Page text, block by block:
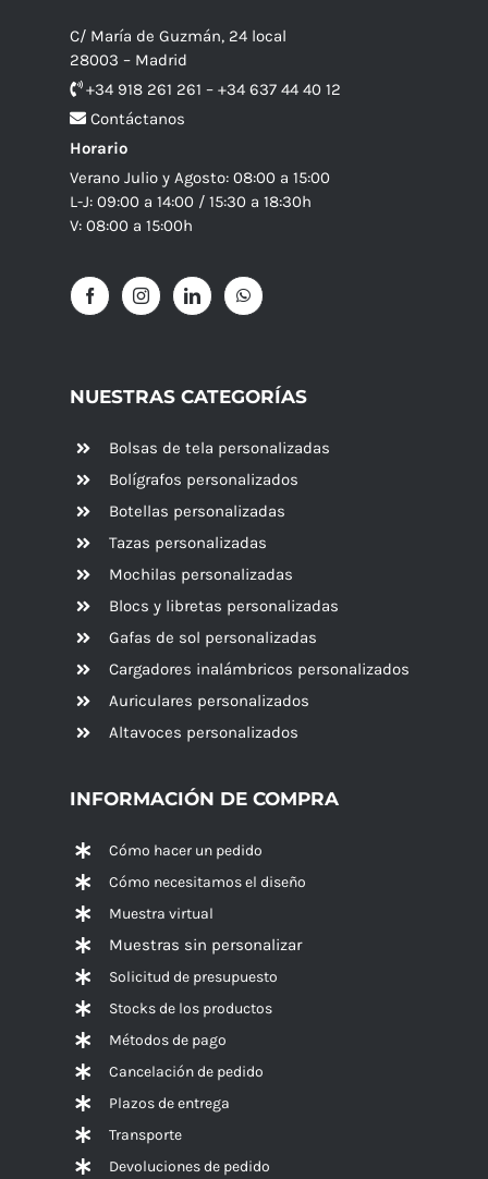
C/ María de Guzmán, 24 local
28003 – Madrid
+34 918 261 261 – +34 637 44 40 12
Contáctanos
Horario
Verano Julio y Agosto: 08:00 a 15:00
L-J: 09:00 a 14:00 / 15:30 a 18:30h
V: 08:00 a 15:00h
NUESTRAS CATEGORÍAS
Bolsas de tela personalizadas
Bolígrafos personalizados
Botellas personalizadas
Tazas personalizadas
Mochilas personalizadas
Blocs y libretas personalizadas
Gafas de sol personalizadas
Cargadores inalámbricos personalizados
Auriculares personalizados
Altavoces personalizados
INFORMACIÓN DE COMPRA
Cómo hacer un pedido
Cómo necesitamos el diseño
Muestra virtual
Muestras sin personalizar
Solicitud de presupuesto
Stocks de los productos
Métodos de pago
Cancelación de pedido
Plazos de entrega
Transporte
Devoluciones de pedido